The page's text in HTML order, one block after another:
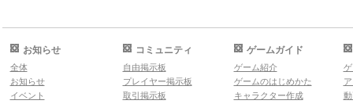
お知らせ
全体
お知らせ
イベント
コミュニティ
自由掲示板
プレイヤー掲示板
取引掲示板
ゲームガイド
ゲーム紹介
ゲームのはじめかた
キャラクター作成